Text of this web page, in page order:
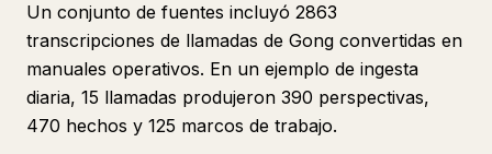
Un conjunto de fuentes incluyó 2863
transcripciones de llamadas de Gong convertidas en
manuales operativos. En un ejemplo de ingesta
diaria, 15 llamadas produjeron 390 perspectivas,
470 hechos y 125 marcos de trabajo.